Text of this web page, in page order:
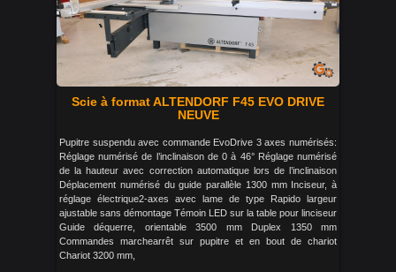
Scie à format ALTENDORF F45 EVO DRIVE
NEUVE
Pupitre suspendu avec commande EvoDrive 3 axes numérisés:
Réglage numérisé de l’inclinaison de 0 à 46° Réglage numérisé
de la hauteur avec correction automatique lors de l’inclinaison
Déplacement numérisé du guide parallèle 1300 mm Inciseur, à
réglage électrique2-axes avec lame de type Rapido largeur
ajustable sans démontage Témoin LED sur la table pour linciseur
Guide déquerre, orientable 3500 mm Duplex 1350 mm
Commandes marchearrêt sur pupitre et en bout de chariot
Chariot 3200 mm,